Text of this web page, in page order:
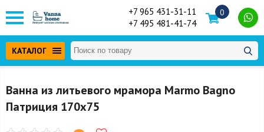
+7 965 431-31-11
+7 495 481-41-74
0
КАТАЛОГ
Ванна из литьевого мрамора Marmo Bagno
Патриция 170x75